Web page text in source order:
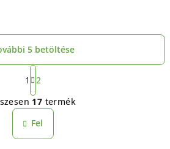
L
i
s
t
5 betöltése
L
a
p
o
z
á
s
1
2
17 termék
Fel